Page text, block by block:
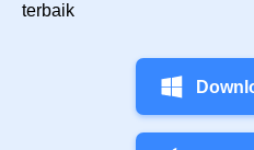
terbaik